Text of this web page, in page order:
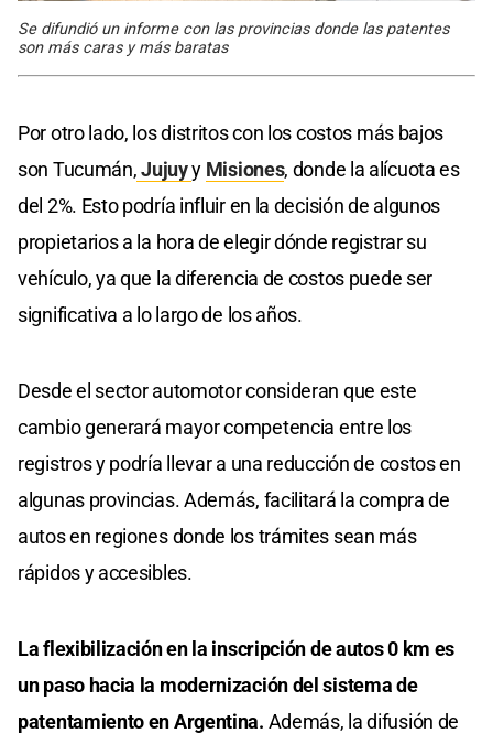
Se difundió un informe con las provincias donde las patentes
son más caras y más baratas
Por otro lado, los distritos con los costos más bajos
son Tucumán,Jujuyy Misiones, donde la alícuota es
del 2%. Esto podría influir en la decisión de algunos
propietarios a la hora de elegir dónde registrar su
vehículo, ya que la diferencia de costos puede ser
significativa a lo largo de los años.
Desde el sector automotor consideran que este
cambio generará mayor competencia entre los
registros y podría llevar a una reducción de costos en
algunas provincias. Además, facilitará la compra de
autos en regiones donde los trámites sean más
rápidos y accesibles.
La flexibilización en la inscripción de autos 0 km es
un paso hacia la modernización del sistema de
patentamiento en Argentina. Además, la difusión de